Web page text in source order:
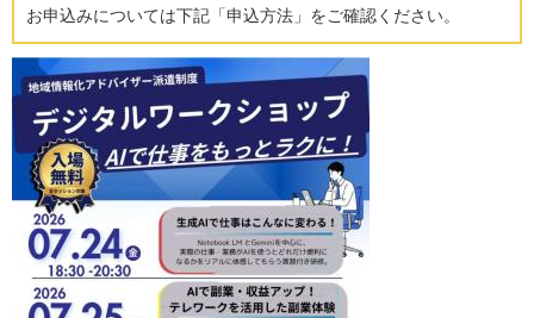
お申込みについては下記「申込方法」をご確認ください。